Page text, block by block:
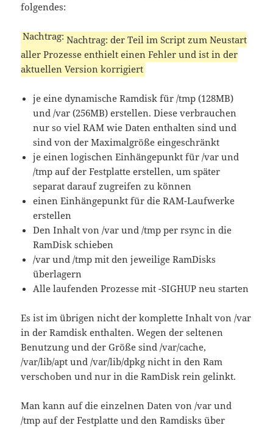
folgendes:
Nachtrag: der Teil im Script zum Neustart
aller Prozesse enthielt einen Fehler und ist in der
aktuellen Version korrigiert
je eine dynamische Ramdisk für /tmp (128MB)
und /var (256MB) erstellen. Diese verbrauchen
nur so viel RAM wie Daten enthalten sind und
sind von der Maximalgröße eingeschränkt
je einen logischen Einhängepunkt für /var und
/tmp auf der Festplatte erstellen, um später
separat darauf zugreifen zu können
einen Einhängepunkt für die RAM-Laufwerke
erstellen
Den Inhalt von /var und /tmp per rsync in die
RamDisk schieben
/var und /tmp mit den jeweilige RamDisks
überlagern
Alle laufenden Prozesse mit -SIGHUP neu starten
Es ist im übrigen nicht der komplette Inhalt von /var
in der Ramdisk enthalten. Wegen der seltenen
Benutzung und der Größe sind /var/cache,
/var/lib/apt und /var/lib/dpkg nicht in den Ram
verschoben und nur in die RamDisk rein gelinkt.
Man kann auf die einzelnen Daten von /var und
/tmp auf der Festplatte und den Ramdisks über